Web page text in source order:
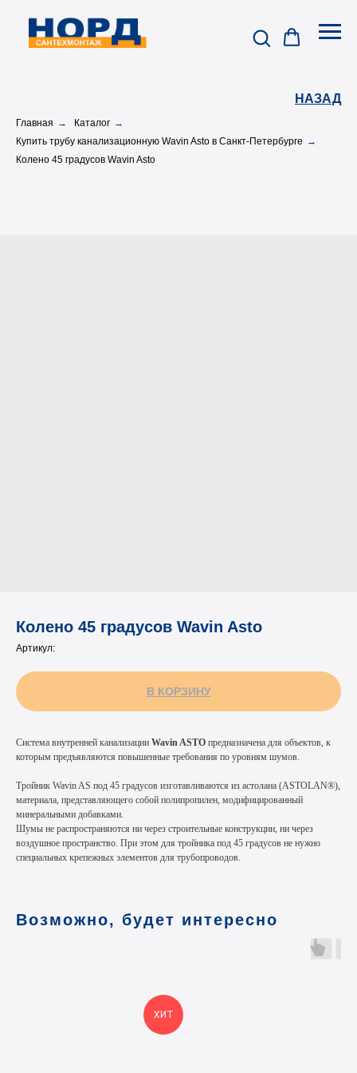
НАЗАД
Главная → Каталог →
Купить трубу канализационную Wavin Asto в Санкт-Петербурге →
Колено 45 градусов Wavin Asto
Колено 45 градусов Wavin Asto
Артикул:
В КОРЗИНУ
Система внутренней канализации Wavin ASTO предназначена для объектов, к
которым предъявляются повышенные требования по уровням шумов.
Тройник Wavin AS под 45 градусов изготавливаются из астолана (ASTOLAN®),
материала, представляющего собой полипропилен, модифицированный
минеральными добавками.
Шумы не распространяются ни через строительные конструкции, ни через
воздушное пространство. При этом для тройника под 45 градусов не нужно
специальных крепежных элементов для трубопроводов.
Возможно, будет интересно
ХИТ